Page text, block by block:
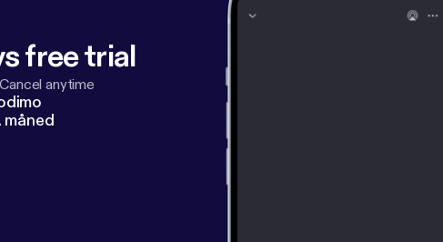
free trial
Cancel anytime